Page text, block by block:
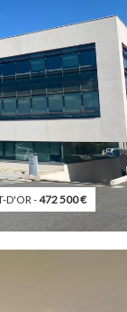
D'OR -472 500€